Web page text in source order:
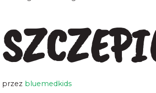
Immunolog
Kardiolog
przez bluemedkids